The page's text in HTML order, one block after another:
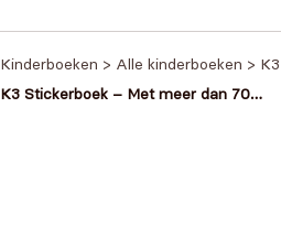
Kinderboeken > Alle kinderboeken > K3
K3 Stickerboek – Met meer dan 70